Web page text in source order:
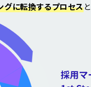
グに転換するプロセス